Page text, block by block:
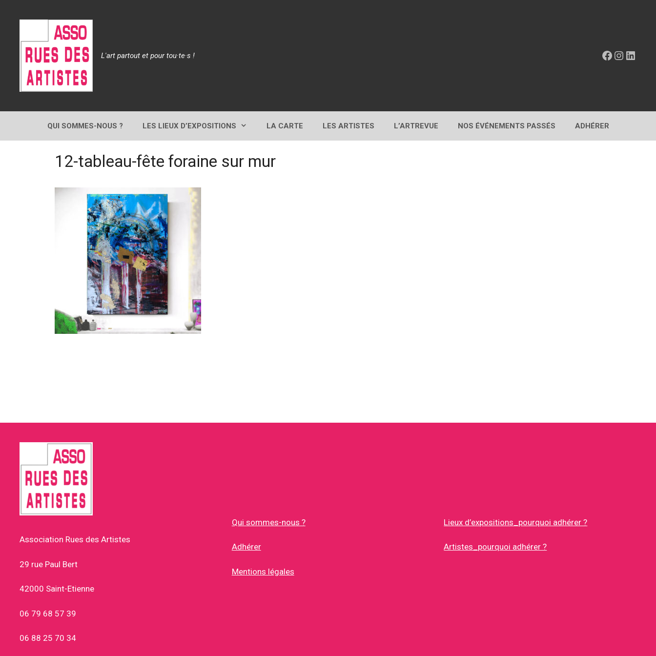
L'art partout et pour tou·te·s ! Facebook
QUI SOMMES-NOUS ? LES LIEUX D’EXPOSITIONS LA CARTE LES ARTISTES L’ARTREVUE NOS ÉVÉNEMENTS PASSÉS ADHÉRER
12-tableau-fête foraine sur mur
Association Rues des Artistes
29 rue Paul Bert
42000 Saint-Etienne
06 79 68 57 39
06 88 25 70 34
Qui sommes-nous ?
Adhérer
Mentions légales
Lieux d’expositions_pourquoi adhérer ?
Artistes_pourquoi adhérer ?